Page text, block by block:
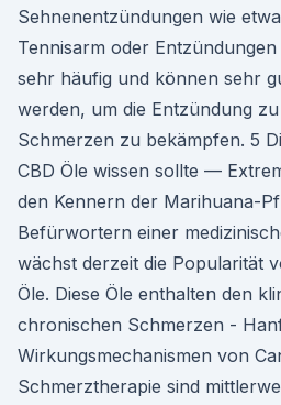
Sehnenentzündungen wie
Tennisarm oder
sehr häufig und können sehr
werden, um die Entzündung
Schmerzen zu bekämpfen. 5
CBD Öle wissen sollte —
den Kennern der Marihuana-
Befürwortern einer
wächst derzeit die Popularität
Öle. Diese Öle enthalten den
chronischen Schmerzen -
Wirkungsmechanismen von
Schmerztherapie sind